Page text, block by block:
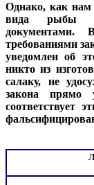
Однако, как нам
вида рыбы
документами.
требованиями
уведомлен об
никто из
салаку, не
закона прямо
соответствует